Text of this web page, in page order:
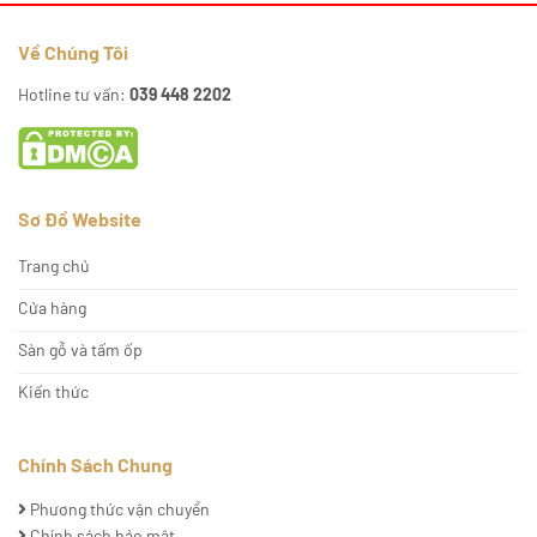
Về Chúng Tôi
Hotline tư vấn: 039 448 2202
Sơ Đồ Website
Trang chủ
Cửa hàng
Sàn gỗ và tấm ốp
Kiến thức
Chính Sách Chung
Phương thức vận chuyển